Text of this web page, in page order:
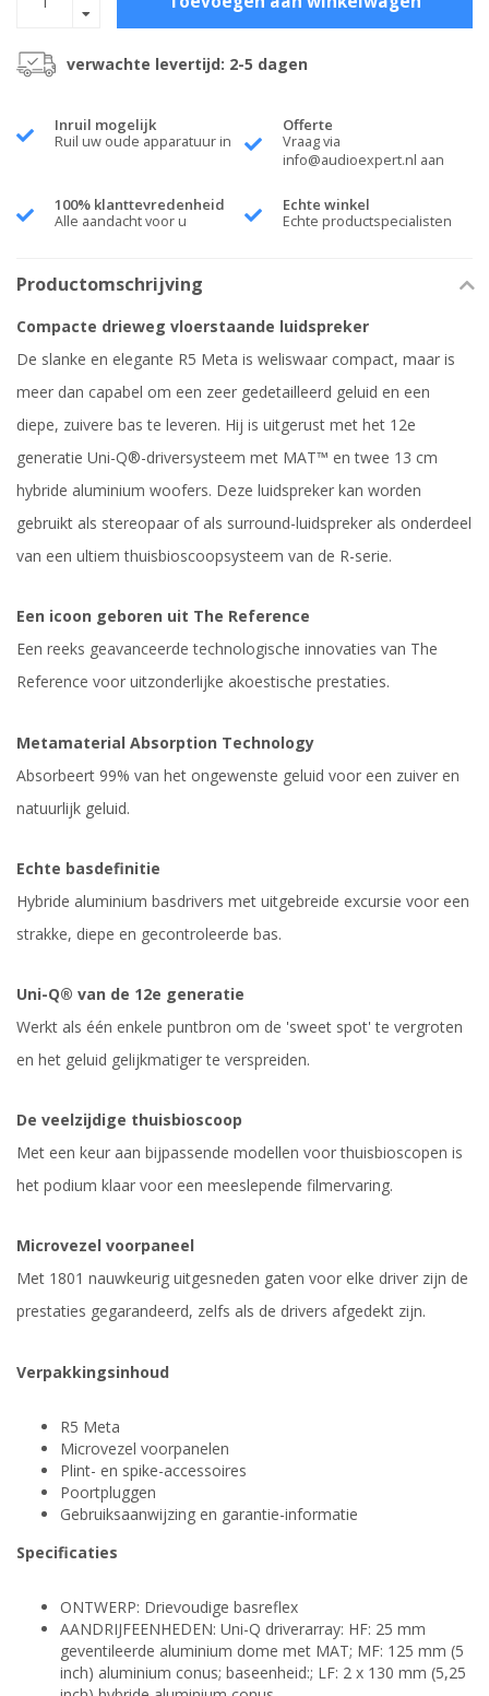
verwachte levertijd: 2-5 dagen
Inruil mogelijk
Ruil uw oude apparatuur in
Offerte
Vraag via
info@audioexpert.nl aan
100% klanttevredenheid
Alle aandacht voor u
Echte winkel
Echte productspecialisten
Productomschrijving
Compacte drieweg vloerstaande luidspreker
De slanke en elegante R5 Meta is weliswaar compact, maar is
meer dan capabel om een zeer gedetailleerd geluid en een
diepe, zuivere bas te leveren. Hij is uitgerust met het 12e
generatie Uni-Q®-driversysteem met MAT™ en twee 13 cm
hybride aluminium woofers. Deze luidspreker kan worden
gebruikt als stereopaar of als surround-luidspreker als onderdeel
van een ultiem thuisbioscoopsysteem van de R-serie.
Een icoon geboren uit The Reference
Een reeks geavanceerde technologische innovaties van The
Reference voor uitzonderlijke akoestische prestaties.
Metamaterial Absorption Technology
Absorbeert 99% van het ongewenste geluid voor een zuiver en
natuurlijk geluid.
Echte basdefinitie
Hybride aluminium basdrivers met uitgebreide excursie voor een
strakke, diepe en gecontroleerde bas.
Uni-Q® van de 12e generatie
Werkt als één enkele puntbron om de 'sweet spot' te vergroten
en het geluid gelijkmatiger te verspreiden.
De veelzijdige thuisbioscoop
Met een keur aan bijpassende modellen voor thuisbioscopen is
het podium klaar voor een meeslepende filmervaring.
Microvezel voorpaneel
Met 1801 nauwkeurig uitgesneden gaten voor elke driver zijn de
prestaties gegarandeerd, zelfs als de drivers afgedekt zijn.
Verpakkingsinhoud
R5 Meta
Microvezel voorpanelen
Plint- en spike-accessoires
Poortpluggen
Gebruiksaanwijzing en garantie-informatie
Specificaties
ONTWERP: Drievoudige basreflex
AANDRIJFEENHEDEN: Uni-Q driverarray: HF: 25 mm
geventileerde aluminium dome met MAT; MF: 125 mm (5
inch) aluminium conus; baseenheid:; LF: 2 x 130 mm (5,25